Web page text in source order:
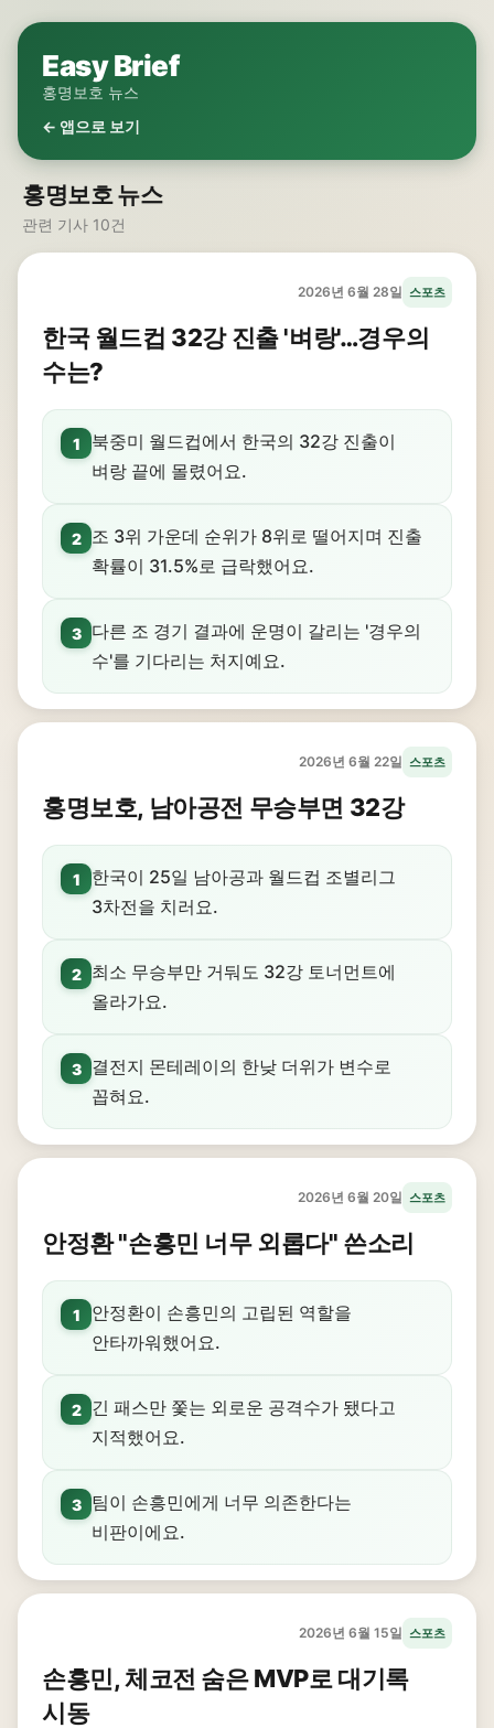
Easy Brief
홍명보호 뉴스
← 앱으로 보기
홍명보호 뉴스
관련 기사 10건
2026년 6월 28일 스포츠
한국 월드컵 32강 진출 '벼랑'…경우의
수는?
1
북중미 월드컵에서 한국의 32강 진출이
벼랑 끝에 몰렸어요.
2
조 3위 가운데 순위가 8위로 떨어지며 진출
확률이 31.5%로 급락했어요.
3
다른 조 경기 결과에 운명이 갈리는 '경우의
수'를 기다리는 처지예요.
2026년 6월 22일 스포츠
홍명보호, 남아공전 무승부면 32강
1
한국이 25일 남아공과 월드컵 조별리그
3차전을 치러요.
2
최소 무승부만 거둬도 32강 토너먼트에
올라가요.
3
결전지 몬테레이의 한낮 더위가 변수로
꼽혀요.
2026년 6월 20일 스포츠
안정환 "손흥민 너무 외롭다" 쓴소리
1
안정환이 손흥민의 고립된 역할을
안타까워했어요.
2
긴 패스만 쫓는 외로운 공격수가 됐다고
지적했어요.
3
팀이 손흥민에게 너무 의존한다는
비판이에요.
2026년 6월 15일 스포츠
손흥민, 체코전 숨은 MVP로 대기록
시동